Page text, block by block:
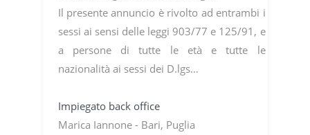
Il presente annuncio è rivolto ad entrambi i
sessi ai sensi delle leggi 903/77 e 125/91, e
a persone di tutte le età e tutte le
nazionalità ai sessi dei D.lgs…
Impiegato back office
Marica Iannone - Bari, Puglia